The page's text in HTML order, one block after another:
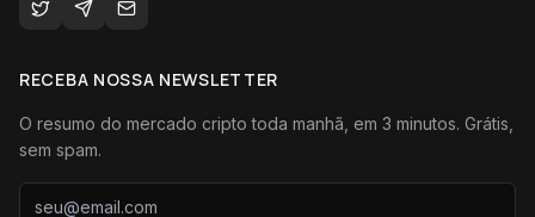
RECEBA NOSSA NEWSLETTER
O resumo do mercado cripto toda manhã, em 3 minutos. Grátis,
sem spam.